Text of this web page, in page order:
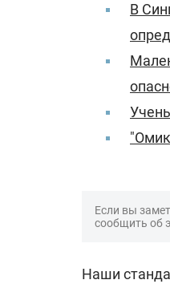
В
Если вы
сообщить об
Наши